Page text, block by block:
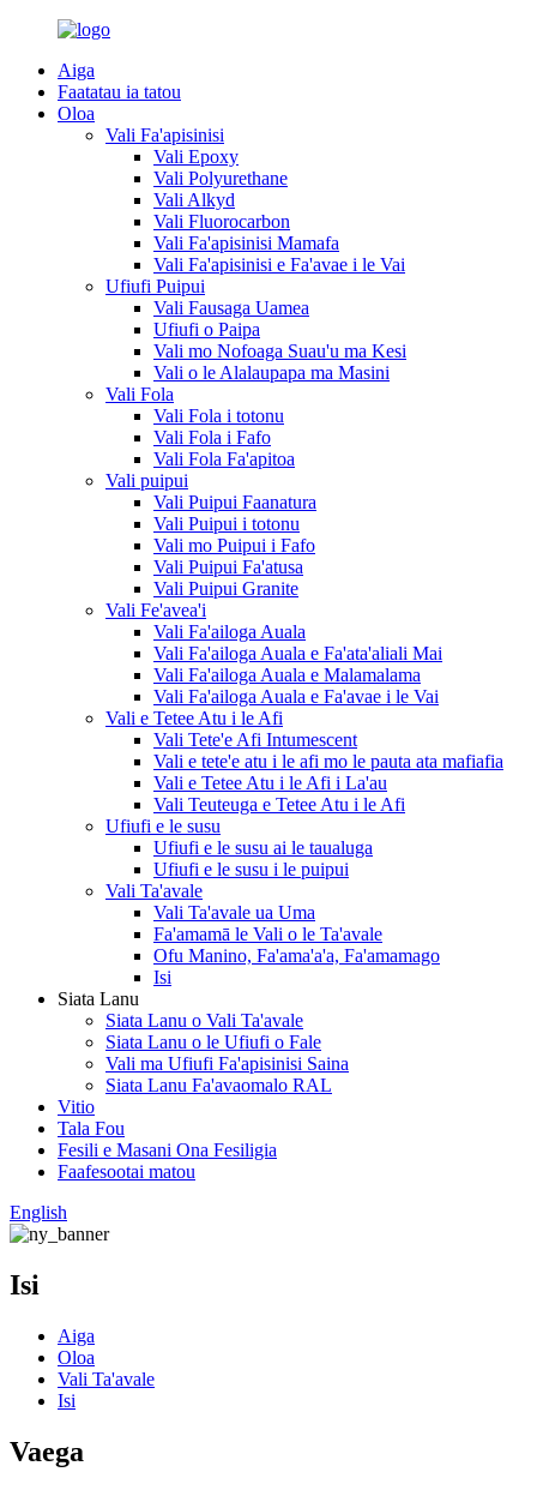
Aiga
Faatatau ia tatou
Oloa
Vali Fa'apisinisi
Vali Epoxy
Vali Polyurethane
Vali Alkyd
Vali Fluorocarbon
Vali Fa'apisinisi Mamafa
Vali Fa'apisinisi e Fa'avae i le Vai
Ufiufi Puipui
Vali Fausaga Uamea
Ufiufi o Paipa
Vali mo Nofoaga Suau'u ma Kesi
Vali o le Alalaupapa ma Masini
Vali Fola
Vali Fola i totonu
Vali Fola i Fafo
Vali Fola Fa'apitoa
Vali puipui
Vali Puipui Faanatura
Vali Puipui i totonu
Vali mo Puipui i Fafo
Vali Puipui Fa'atusa
Vali Puipui Granite
Vali Fe'avea'i
Vali Fa'ailoga Auala
Vali Fa'ailoga Auala e Fa'ata'aliali Mai
Vali Fa'ailoga Auala e Malamalama
Vali Fa'ailoga Auala e Fa'avae i le Vai
Vali e Tetee Atu i le Afi
Vali Tete'e Afi Intumescent
Vali e tete'e atu i le afi mo le pauta ata mafiafia
Vali e Tetee Atu i le Afi i La'au
Vali Teuteuga e Tetee Atu i le Afi
Ufiufi e le susu
Ufiufi e le susu ai le taualuga
Ufiufi e le susu i le puipui
Vali Ta'avale
Vali Ta'avale ua Uma
Fa'amamā le Vali o le Ta'avale
Ofu Manino, Fa'ama'a'a, Fa'amamago
Isi
Siata Lanu
Siata Lanu o Vali Ta'avale
Siata Lanu o le Ufiufi o Fale
Vali ma Ufiufi Fa'apisinisi Saina
Siata Lanu Fa'avaomalo RAL
Vitio
Tala Fou
Fesili e Masani Ona Fesiligia
Faafesootai matou
English
Isi
Aiga
Oloa
Vali Ta'avale
Isi
Vaega